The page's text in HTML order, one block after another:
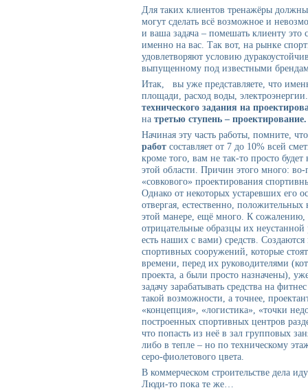
Для таких клиентов тренажёры
могут сделать всё возможное и
и ваша задача – помешать клиенту это
именно на вас. Так вот, на рынке
удовлетворяют условию
выпущенному под известными
Итак, вы уже представляете, что
площади, расход воды,
технического задания на
на третью ступень – проектирование.
Начиная эту часть работы, помните,
работ составляет от 7 до 10% всей
кроме того, вам не так-то просто
этой области. Причин этого много:
«совкового» проектирования
Однако от некоторых устаревших его
отвергая, естественно,
этой манере, ещё много. К
отрицательные образцы их
есть наших с вами) средств.
спортивных сооружений, которые
времени, перед их руководителями
проекта, а были просто назначены),
задачу зарабатывать средства на
такой возможности, а точнее,
«концепция», «логистика», «точки
построенных спортивных центров
что попасть из неё в зал групповых
либо в тепле – но по техническому
серо-фиолетового цвета.
В коммерческом строительстве дела
Люди-то пока те же…